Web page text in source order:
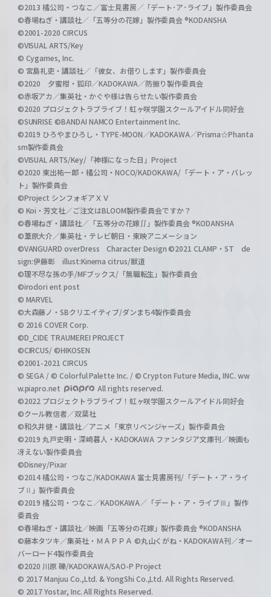
©2013 橘公司・つなこ／富士見書房／「デート･ア･ライブ」製作委員会
©春場ねぎ・講談社／「五等分の花嫁」製作委員会 ®KODANSHA
©2001-2020 CIRCUS
©VISUAL ARTS/Key
© Cygames, Inc.
© 宮島礼吏・講談社／「彼女、お借りします」製作委員会
©2020 夕蜜柑・狐印／KADOKAWA／防振り製作委員会
©赤坂アカ／集英社・かぐや様は告らせたい製作委員会
©2020 プロジェクトラブライブ！虹ヶ咲学園スクールアイドル同好会
©SUNRISE ©BANDAI NAMCO Entertainment Inc.
©2019 ひろやまひろし・TYPE-MOON／KADOKAWA／Prisma☆Phanta
sm製作委員会
©VISUAL ARTS/Key/「神様になった日」Project
©2020 東出祐一郎・橘公司・NOCO/KADOKAWA/「デート・ア・バレッ
ト」製作委員会
©Project シンフォギアＸＶ
© Koi・芳文社／ご注文はBLOOM製作委員会ですか？
©春場ねぎ・講談社／「五等分の花嫁∬」製作委員会 ®KODANSHA
©葦原大介／集英社・テレビ朝日・東映アニメーション
©VANGUARD overDress Character Design ©2021 CLAMP・ST de
sign:伊藤彰 illust:Kinema citrus/獣道
©理不尽な孫の手/MFブックス/「無職転生」製作委員会
©irodori ent post
© MARVEL
©大森藤ノ・SBクリエイティブ/ダンまち4製作委員会
© 2016 COVER Corp.
©D_CIDE TRAUMEREI PROJECT
©CIRCUS/ ©HIKOSEN
©2001-2021 CIRCUS
© SEGA / © Colorful Palette Inc. / © Crypton Future Media, INC. ww
w.piapro.net
All rights reserved.
©2022 プロジェクトラブライブ！虹ヶ咲学園スクールアイドル同好会
©クール教信者／双葉社
©和久井健・講談社／アニメ「東京リベンジャーズ」製作委員会
©2019 丸戸史明・深崎暮人・KADOKAWA ファンタジア文庫刊／映画も
冴えない製作委員会
©Disney/Pixar
©2014 橘公司・つなこ/KADOKAWA 富士見書房刊/「デート・ア・ライ
ブⅡ」製作委員会
©2019 橘公司・つなこ／KADOKAWA／「デート・ア・ライブⅢ」製作
委員会
©春場ねぎ・講談社／映画「五等分の花嫁」製作委員会 ®KODANSHA
©藤本タツキ／集英社・ＭＡＰＰＡ ©丸山くがね・KADOKAWA刊／オー
バーロード4製作委員会
©2020 川原 礫/KADOKAWA/SAO-P Project
© 2017 Manjuu Co.,Ltd. & YongShi Co.,Ltd. All Rights Reserved.
© 2017 Yostar, Inc. All Rights Reserved.